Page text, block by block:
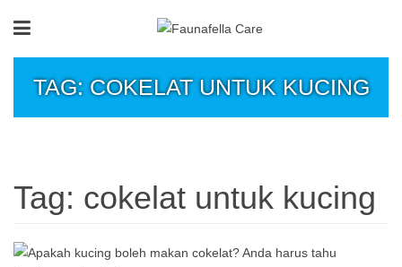
TAG: COKELAT UNTUK KUCING
Tag: cokelat untuk kucing